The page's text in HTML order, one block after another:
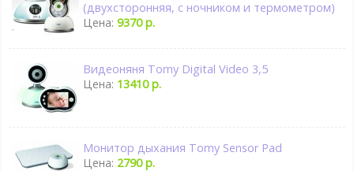
(двухсторонняя, с ночником и термометром)
Цена:9370 р.
Видеоняня Tomy Digital Video 3,5
Цена: 13410 р.
Монитор дыхания Tomy Sensor Pad
Цена: 2790 р.